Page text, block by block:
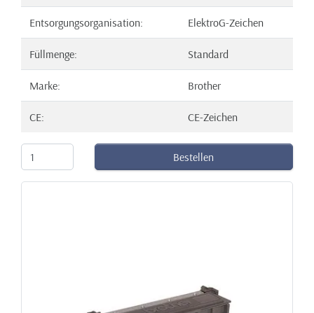
Entsorgungsorganisation: ElektroG-Zeichen
Füllmenge: Standard
Marke: Brother
CE: CE-Zeichen
Bestellen